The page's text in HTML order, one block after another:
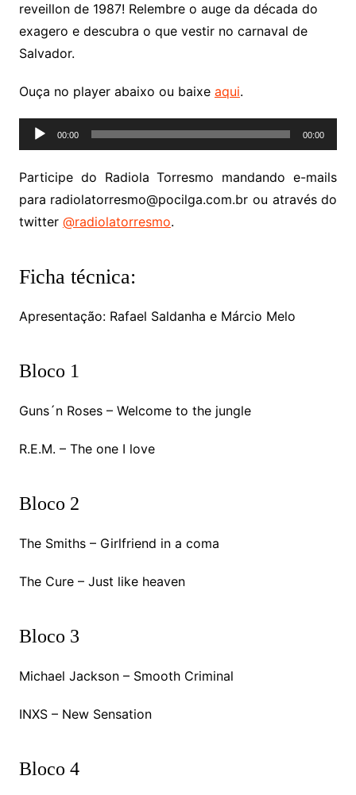
reveillon de 1987! Relembre o auge da década do
exagero e descubra o que vestir no carnaval de
Salvador.
Ouça no player abaixo ou baixe aqui.
Tocador
de
áudio
00:00 00:00
Participe do Radiola Torresmo mandando e-mails
para radiolatorresmo@pocilga.com.br ou através do
twitter @radiolatorresmo.
Ficha técnica:
Apresentação: Rafael Saldanha e Márcio Melo
Bloco 1
Guns´n Roses – Welcome to the jungle
R.E.M. – The one I love
Bloco 2
The Smiths – Girlfriend in a coma
The Cure – Just like heaven
Bloco 3
Michael Jackson – Smooth Criminal
INXS – New Sensation
Bloco 4